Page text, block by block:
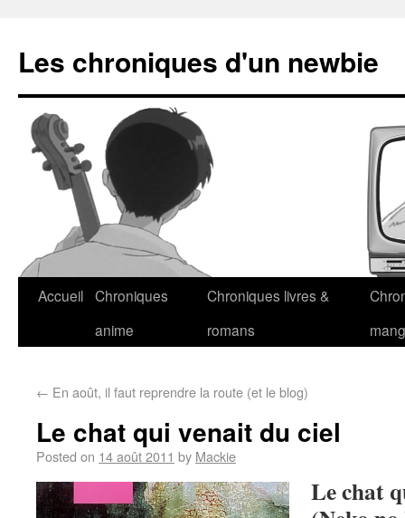
Les chroniques d'un newbie
Accueil Chroniques
anime
Chroniques livres &
romans
← En août, il faut reprendre la route (et le blog)
Le chat qui venait du ciel
Posted on 14 août 2011 by Mackie
Le chat